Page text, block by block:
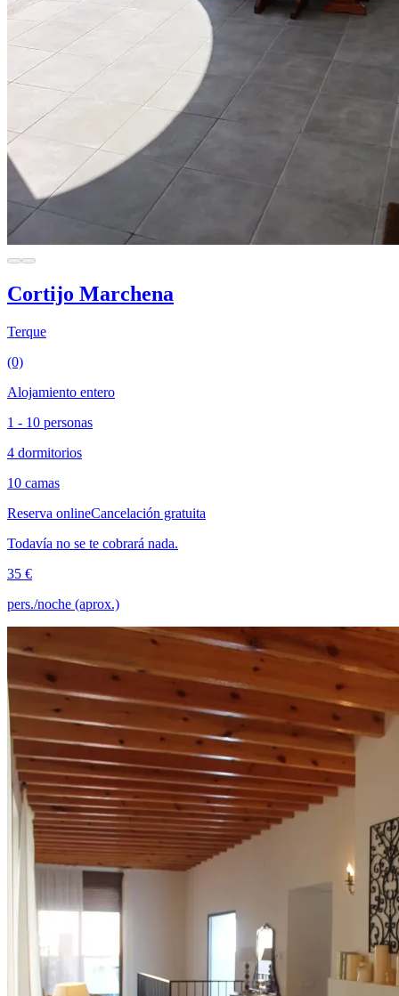
Cortijo Marchena
Terque
(0)
Alojamiento entero
1 - 10 personas
4 dormitorios
10 camas
Reserva onlineCancelación gratuita
Todavía no se te cobrará nada.
35 €
pers./noche (aprox.)